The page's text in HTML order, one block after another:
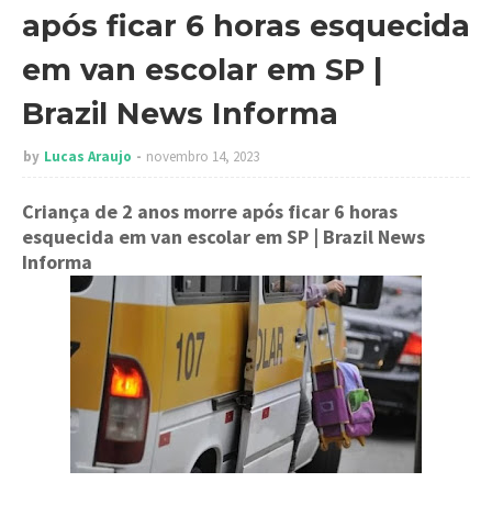
após ficar 6 horas esquecida
em van escolar em SP |
Brazil News Informa
by Lucas Araujo novembro 14, 2023
Criança de 2 anos morre após ficar 6 horas
esquecida em van escolar em SP | Brazil News
Informa